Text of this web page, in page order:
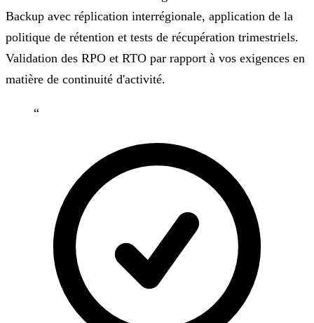
Backup avec réplication interrégionale, application de la
politique de rétention et tests de récupération trimestriels.
Validation des RPO et RTO par rapport à vos exigences en
matière de continuité d'activité.
“